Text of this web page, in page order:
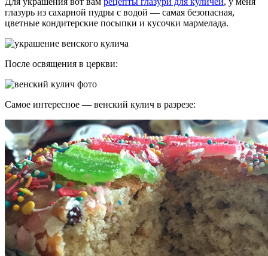
глазурь из сахарной пудры с водой — самая безопасная,
цветные кондитерские посыпки и кусочки мармелада.
После освящения в церкви:
Самое интересное — венский кулич в разрезе: